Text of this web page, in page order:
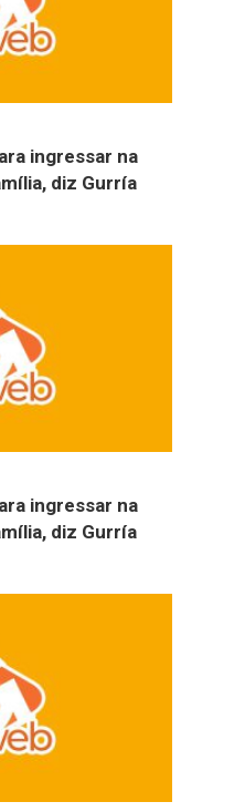
ingressar na
diz Gurría
ingressar na
diz Gurría